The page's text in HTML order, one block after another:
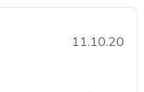
11.10.20